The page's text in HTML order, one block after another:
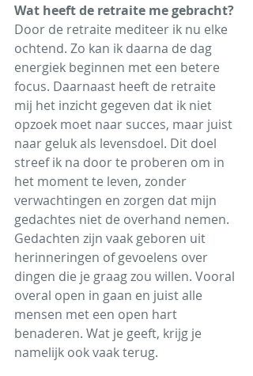
Wat heeft de retraite me gebracht?
Door de retraite mediteer ik nu elke
ochtend. Zo kan ik daarna de dag
energiek beginnen met een betere
focus. Daarnaast heeft de retraite
mij het inzicht gegeven dat ik niet
opzoek moet naar succes, maar juist
naar geluk als levensdoel. Dit doel
streef ik na door te proberen om in
het moment te leven, zonder
verwachtingen en zorgen dat mijn
gedachtes niet de overhand nemen.
Gedachten zijn vaak geboren uit
herinneringen of gevoelens over
dingen die je graag zou willen. Vooral
overal open in gaan en juist alle
mensen met een open hart
benaderen. Wat je geeft, krijg je
namelijk ook vaak terug.